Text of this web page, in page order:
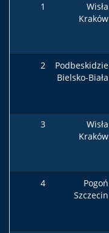
1
Wisła
Kraków
2
Podbeskidzie
Bielsko-Biała
3
Wisła
Kraków
4
Pogoń
Szczecin